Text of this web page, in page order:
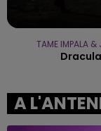
TAME IMPALA &
Dracula
A